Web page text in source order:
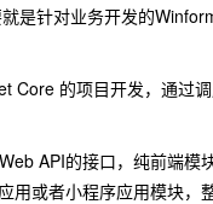
是针对业务开发的
Core 的项目开发，通过
API的接口，纯前端
用或者小程序应用模块，